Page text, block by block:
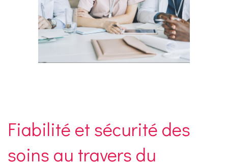
Fiabilité et sécurité des
soins au travers du